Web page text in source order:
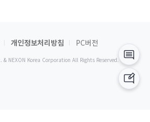
개인정보처리방침 PC버전
& NEXON Korea Corporation All Rights Reserved.